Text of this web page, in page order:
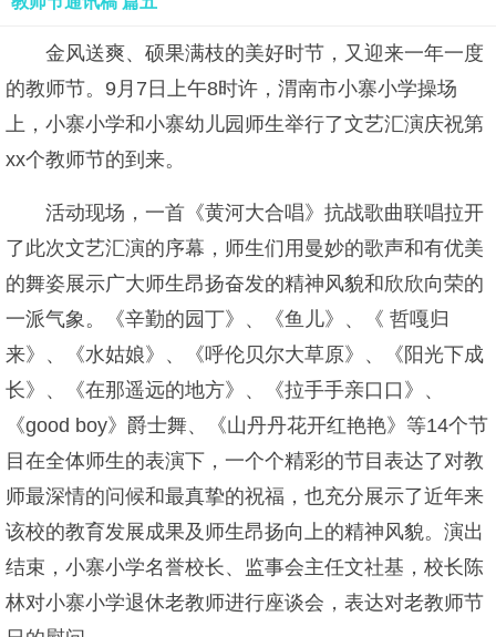
金风送爽、硕果满枝的美好时节，又迎来一年一度
的教师节。9月7日上午8时许，渭南市小寨小学操场
上，小寨小学和小寨幼儿园师生举行了文艺汇演庆祝第
xx个教师节的到来。
活动现场，一首《黄河大合唱》抗战歌曲联唱拉开
了此次文艺汇演的序幕，师生们用曼妙的歌声和有优美
的舞姿展示广大师生昂扬奋发的精神风貌和欣欣向荣的
一派气象。《辛勤的园丁》、《鱼儿》、《 哲嘎归
来》、《水姑娘》、《呼伦贝尔大草原》、《阳光下成
长》、《在那遥远的地方》、《拉手手亲口口》、
《good boy》爵士舞、《山丹丹花开红艳艳》等14个节
目在全体师生的表演下，一个个精彩的节目表达了对教
师最深情的问候和最真挚的祝福，也充分展示了近年来
该校的教育发展成果及师生昂扬向上的精神风貌。演出
结束，小寨小学名誉校长、监事会主任文社基，校长陈
林对小寨小学退休老教师进行座谈会，表达对老教师节